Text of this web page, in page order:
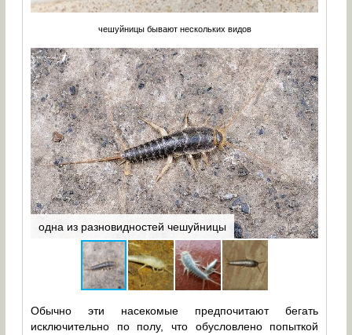
чешуйницы бывают нескольких видов
одна из разновидностей чешуйницы
Обычно эти насекомые предпочитают бегать
исключительно по полу, что обусловлено попыткой